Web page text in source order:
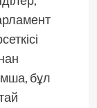
бұл